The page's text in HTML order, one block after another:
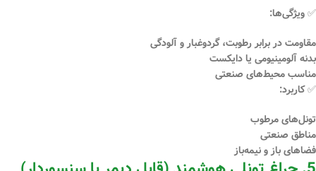
✅ ویژگی‌ها:
مقاومت در برابر رطوبت، گردوغبار و آلودگی
بدنه آلومینیومی یا دایکست
مناسب محیط‌های صنعتی
✅ کاربرد:
تونل‌های مرطوب
مناطق صنعتی
فضاهای باز و نیمه‌باز